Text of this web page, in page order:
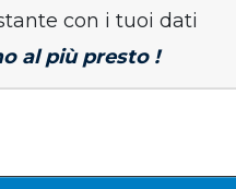
con i tuoi dati
al più presto !